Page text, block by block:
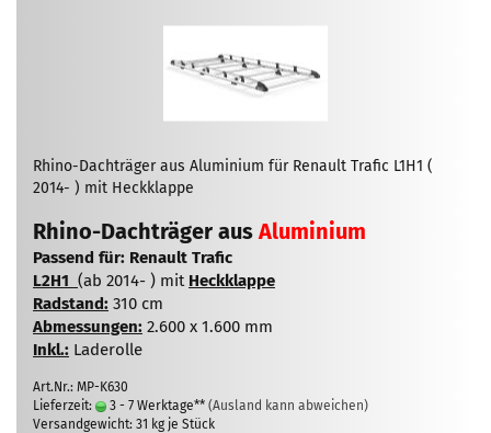
Rhino-Dachträger aus Aluminium für Renault Trafic L1H1 (
2014- ) mit Heckklappe
Rhino-Dachträger ausAluminium
Passend für: Renault Trafic
L2H1 (ab 2014- ) mit Heckklappe
Radstand: 310 cm
Abmessungen: 2.600 x 1.600 mm
Inkl.: Laderolle
Art.Nr.: MP-K630
Lieferzeit:
3 - 7 Werktage** (Ausland kann abweichen)
Versandgewicht: 31 kg je Stück